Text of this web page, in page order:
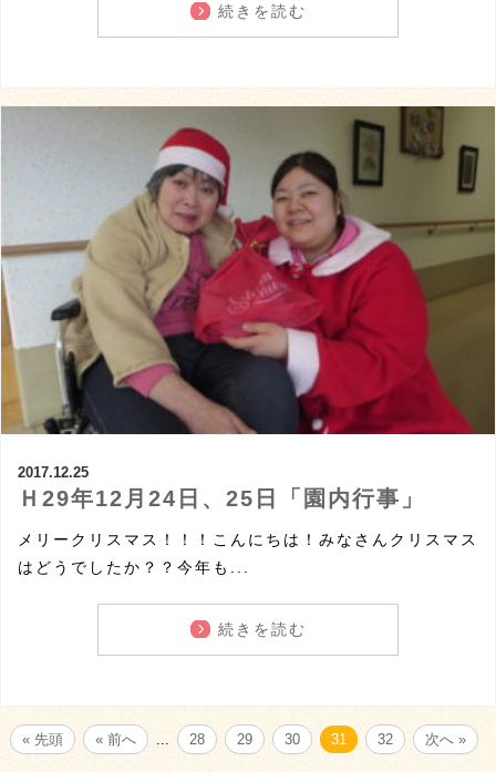
続きを読む
2017.12.25
Ｈ29年12月24日、25日「園内行事」
メリークリスマス！！！こんにちは！みなさんクリスマス
はどうでしたか？？今年も...
続きを読む
« 先頭 « 前へ ... 28 29 30 31 32 次へ »